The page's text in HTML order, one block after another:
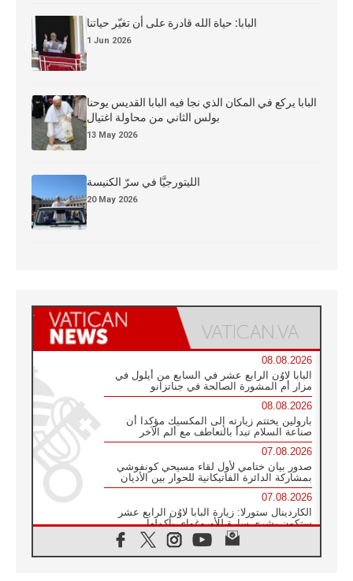
البابا: حياة الله قادرة على أن تغيّر حياتنا
1 Jun 2026
البابا يركع في المكان الذي نجا فيه البابا القديس يوحنا
بولس الثاني من محاولة اغتيال
13 May 2026
الليتورجيَّا في سرّ الكنيسة
20 May 2026
08.08.2026
البابا لاوُن الرابع عشر في السابع من أيلول في
مزار أم المشورة الصالحة في جناتزانو
08.08.2026
بارولين يختتم زيارته إلى المكسيك مؤكدا أن
صناعة السلام تبدأ بالتعاطف مع ألم الآخر
07.08.2026
صدور بيان ختامي لأول لقاء مسيحي كونفوشي
بمشاركة الدائرة الفاتيكانية للحوار بين الأديان
07.08.2026
الكاردينال ستورلا: زيارة البابا لاوُن الرابع عشر
ستكون بشرى سارة للأوروغواي بأكملها
الفاتيكان يعلن برنامج الزيارة الرسولية للبابا لاوُن